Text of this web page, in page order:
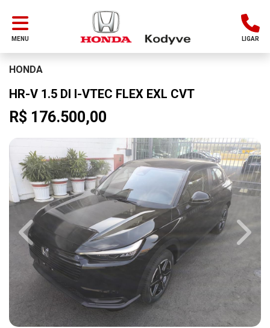
MENU LIGAR
HONDA
HR-V 1.5 DI I-VTEC FLEX EXL CVT
R$ 176.500,00
Previous Next